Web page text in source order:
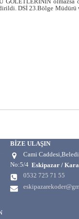
DSİ 23.Bölge
BİZE ULAŞIN
Cami
No:5/4 Eskipazar /
0532 725 71 55